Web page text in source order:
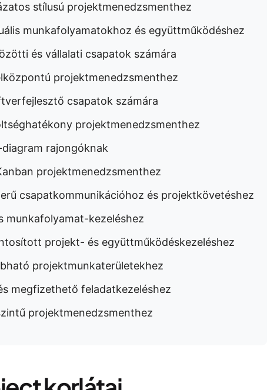
stílusú projektmenedzsmenthez
munkafolyamatokhoz és együttműködéshez
és vállalati csapatok számára
projektmenedzsmenthez
csapatok számára
projektmenedzsmenthez
rajongóknak
projektmenedzsmenthez
csapatkommunikációhoz és projektkövetéshez
munkafolyamat-kezeléshez
projekt- és együttműködéskezeléshez
projektmunkaterületekhez
megfizethető feladatkezeléshez
projektmenedzsmenthez